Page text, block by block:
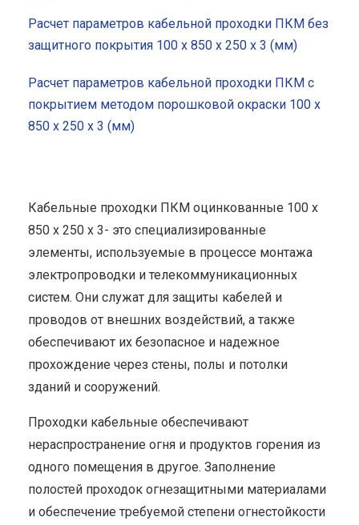
Расчет параметров кабельной проходки ПКМ без
защитного покрытия 100 x 850 x 250 x 3 (мм)
Расчет параметров кабельной проходки ПКМ с
покрытием методом порошковой окраски 100 x
850 x 250 x 3 (мм)
Кабельные проходки ПКМ оцинкованные 100 x
850 x 250 x 3- это специализированные
элементы, используемые в процессе монтажа
электропроводки и телекоммуникационных
систем. Они служат для защиты кабелей и
проводов от внешних воздействий, а также
обеспечивают их безопасное и надежное
прохождение через стены, полы и потолки
зданий и сооружений.
Проходки кабельные обеспечивают
нераспространение огня и продуктов горения из
одного помещения в другое. Заполнение
полостей проходок огнезащитными материалами
и обеспечение требуемой степени огнестойкости